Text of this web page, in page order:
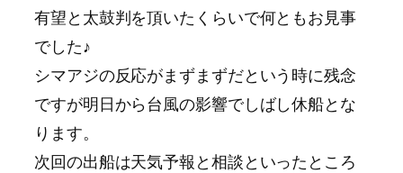
有望と太鼓判を頂いたくらいで何ともお見事
でした♪
シマアジの反応がまずまずだという時に残念
ですが明日から台風の影響でしばし休船とな
ります。
次回の出船は天気予報と相談といったところ